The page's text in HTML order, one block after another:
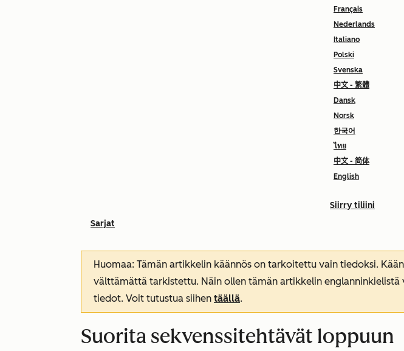
Français
Nederlands
Italiano
Polski
Svenska
中文 - 繁體
Dansk
Norsk
한국어
ไทย
中文 - 简体
English
Siirry tiliini
Sarjat
Huomaa: Tämän artikkelin käännös on tarkoitettu vain tiedoksi.
välttämättä tarkistettu. Näin ollen tämän artikkelin
tiedot. Voit tutustua siihen täällä.
Suorita sekvenssitehtävät loppuun